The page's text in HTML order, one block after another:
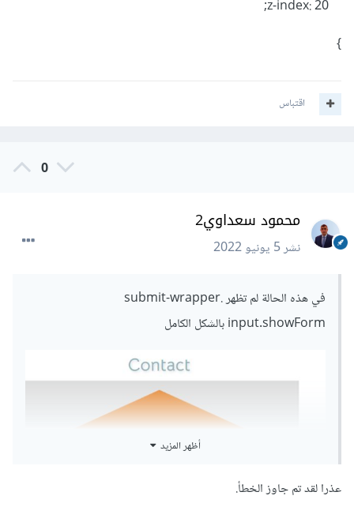
}
اقتباس
0
محمود سعداوي2
نشر5 يونيو 2022
في هذه الحالة لم تظهر .submit-wrapper
input.showForm بالشكل الكامل
أظهر المزيد
عذرا لقد تم جاوز الخطأ.